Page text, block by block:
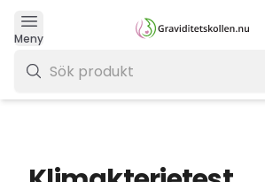
Meny